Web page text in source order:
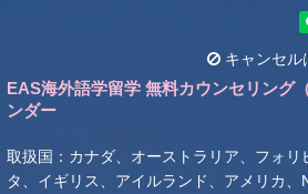
キャンセル
EAS海外語学留学 無料カウンセリング
ンダー
取扱国：カナダ、オーストラリア、フォ
タ、イギリス、アイルランド、アメリカ、